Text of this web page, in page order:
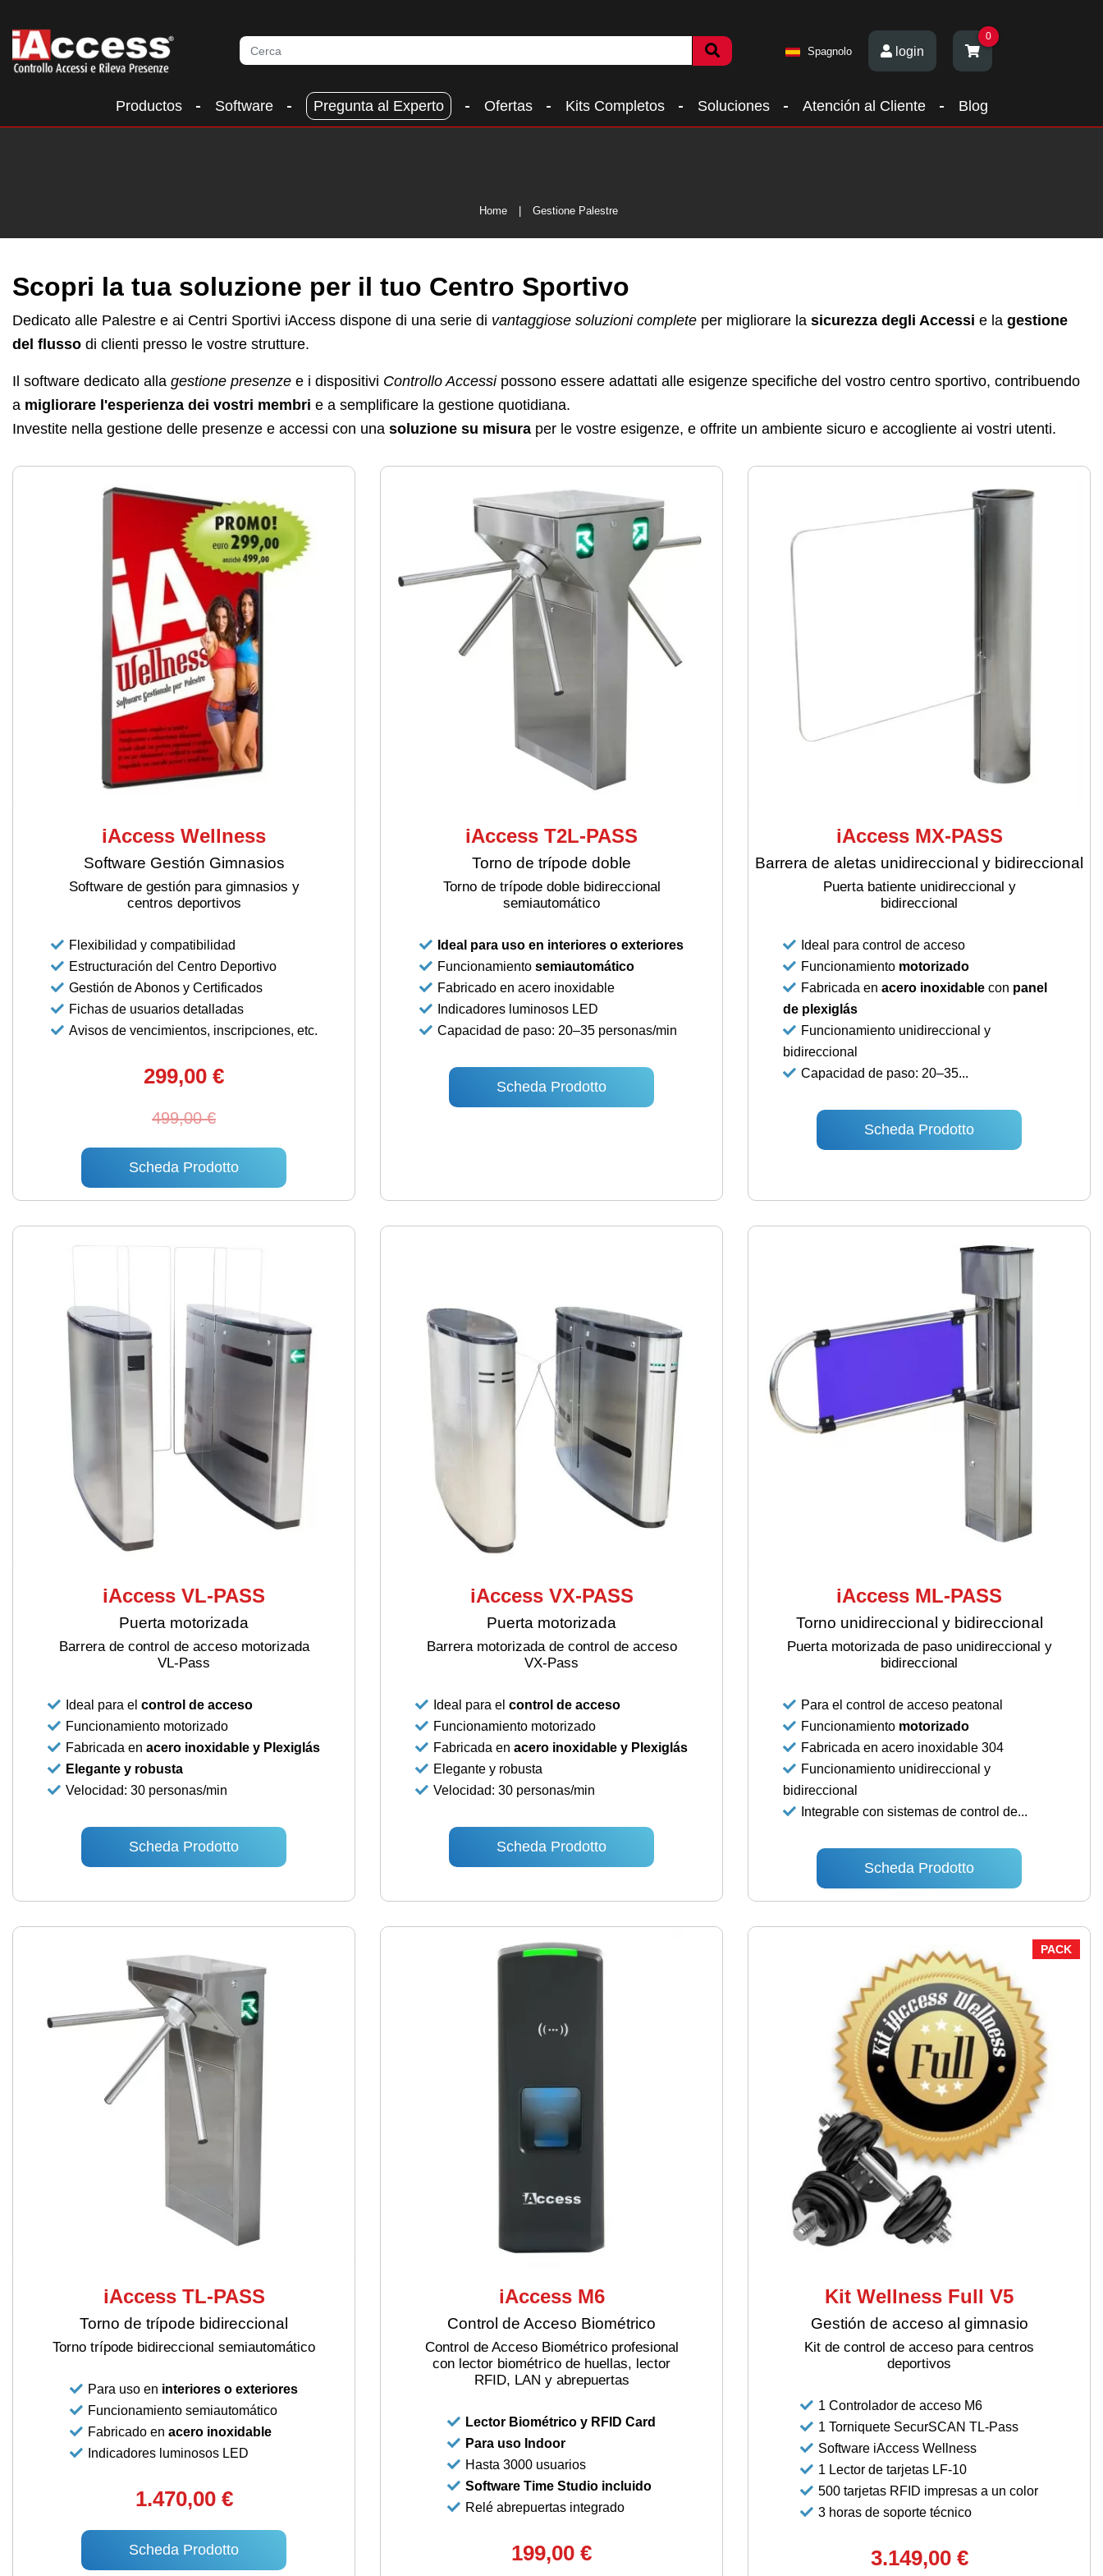
Spagnolo login
0
Productos Software Pregunta al Experto Ofertas Kits Completos Soluciones Atención al Cliente Blog
Home Gestione Palestre
Scopri la tua soluzione per il tuo Centro Sportivo
Dedicato alle Palestre e ai Centri Sportivi iAccess dispone di una serie di vantaggiose soluzioni complete per migliorare la sicurezza degli Accessi e la gestione
del flusso di clienti presso le vostre strutture.
Il software dedicato alla gestione presenze e i dispositivi Controllo Accessipossono essere adattati alle esigenze specifiche del vostro centro sportivo, contribuendo
a migliorare l'esperienza dei vostri membri e a semplificare la gestione quotidiana.
Investite nella gestione delle presenze e accessi con una soluzione su misura per le vostre esigenze, e offrite un ambiente sicuro e accogliente ai vostri utenti.
iAccess Wellness
Software Gestión Gimnasios
Software de gestión para gimnasios y
centros deportivos
Flexibilidad y compatibilidad
Estructuración del Centro Deportivo
Gestión de Abonos y Certificados
Fichas de usuarios detalladas
Avisos de vencimientos, inscripciones, etc.
299,00 €
499,00 €
Scheda Prodotto
iAccess T2L-PASS
Torno de trípode doble
Torno de trípode doble bidireccional
semiautomático
Ideal para uso en interiores o exteriores
Funcionamiento semiautomático
Fabricado en acero inoxidable
Indicadores luminosos LED
Capacidad de paso: 20–35 personas/min
Scheda Prodotto
iAccess MX-PASS
Barrera de aletas unidireccional y bidireccional
Puerta batiente unidireccional y
bidireccional
Ideal para control de acceso
Funcionamiento motorizado
Fabricada en acero inoxidablecon panel
de plexiglás
Funcionamiento unidireccional y
bidireccional
Capacidad de paso: 20–35...
Scheda Prodotto
iAccess VL-PASS
Puerta motorizada
Barrera de control de acceso motorizada
VL-Pass
Ideal para el control de acceso
Funcionamiento motorizado
Fabricada en acero inoxidable y Plexiglás
Elegante y robusta
Velocidad: 30 personas/min
Scheda Prodotto
iAccess VX-PASS
Puerta motorizada
Barrera motorizada de control de acceso
VX-Pass
Ideal para el control de acceso
Funcionamiento motorizado
Fabricada en acero inoxidable y Plexiglás
Elegante y robusta
Velocidad: 30 personas/min
Scheda Prodotto
iAccess ML-PASS
Torno unidireccional y bidireccional
Puerta motorizada de paso unidireccional y
bidireccional
Para el control de acceso peatonal
Funcionamiento motorizado
Fabricada en acero inoxidable 304
Funcionamiento unidireccional y
bidireccional
Integrable con sistemas de control de...
Scheda Prodotto
iAccess TL-PASS
Torno de trípode bidireccional
Torno trípode bidireccional semiautomático
Para uso en interiores o exteriores
Funcionamiento semiautomático
Fabricado en acero inoxidable
Indicadores luminosos LED
1.470,00 €
Scheda Prodotto
iAccess M6
Control de Acceso Biométrico
Control de Acceso Biométrico profesional
con lector biométrico de huellas, lector
RFID, LAN y abrepuertas
Lector Biométrico y RFID Card
Para uso Indoor
Hasta 3000 usuarios
Software Time Studio incluido
Relé abrepuertas integrado
199,00 €
PACK
Kit Wellness Full V5
Gestión de acceso al gimnasio
Kit de control de acceso para centros
deportivos
1 Controlador de acceso M6
1 Torniquete SecurSCAN TL-Pass
Software iAccess Wellness
1 Lector de tarjetas LF-10
500 tarjetas RFID impresas a un color
3 horas de soporte técnico
3.149,00 €